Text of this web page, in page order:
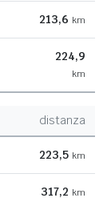
213,6 km
224,9
km
distanza
223,5 km
317,2 km